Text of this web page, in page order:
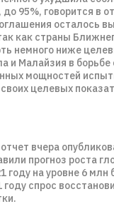
до 95%, говорится в
осталось
как страны
немного ниже
и Малайзия в
мощностей
целевых
вчера
прогноз роста
году на уровне 6 млн
году спрос